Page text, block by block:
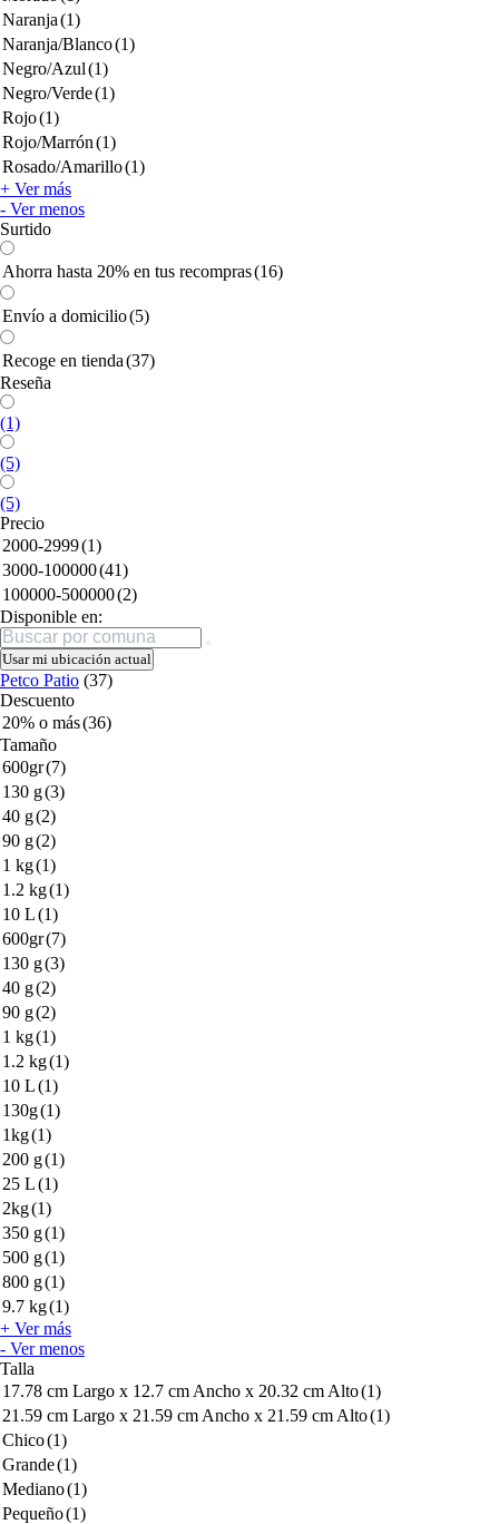
Naranja(1)
Naranja/Blanco(1)
Negro/Azul(1)
Negro/Verde(1)
Rojo(1)
Rojo/Marrón(1)
Rosado/Amarillo(1)
+ Ver más
- Ver menos
Surtido
Ahorra hasta 20% en tus recompras(16)
Envío a domicilio(5)
Recoge en tienda(37)
Reseña
(1)
(5)
(5)
Precio
2000-2999(1)
3000-100000(41)
100000-500000(2)
Disponible en:
Buscar
Usar mi ubicación actual
Petco Patio (37)
Descuento
20% o más(36)
Tamaño
600gr(7)
130 g(3)
40 g(2)
90 g(2)
1 kg(1)
1.2 kg(1)
10 L(1)
600gr(7)
130 g(3)
40 g(2)
90 g(2)
1 kg(1)
1.2 kg(1)
10 L(1)
130g(1)
1kg(1)
200 g(1)
25 L(1)
2kg(1)
350 g(1)
500 g(1)
800 g(1)
9.7 kg(1)
+ Ver más
- Ver menos
Talla
17.78 cm Largo x 12.7 cm Ancho x 20.32 cm Alto(1)
21.59 cm Largo x 21.59 cm Ancho x 21.59 cm Alto(1)
Chico(1)
Grande(1)
Mediano(1)
Pequeño(1)